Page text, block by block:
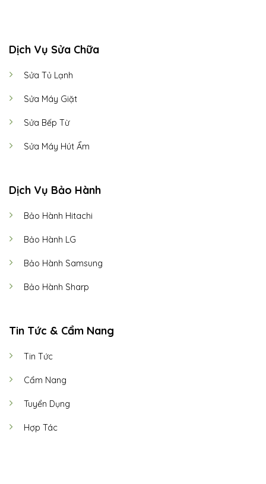
Dịch Vụ Sửa Chữa
Sửa Tủ Lạnh
Sửa Máy Giặt
Sửa Bếp Từ
Sửa Máy Hút Ẩm
Dịch Vụ Bảo Hành
Bảo Hành Hitachi
Bảo Hành LG
Bảo Hành Samsung
Bảo Hành Sharp
Tin Tức & Cẩm Nang
Tin Tức
Cẩm Nang
Tuyển Dụng
Hợp Tác